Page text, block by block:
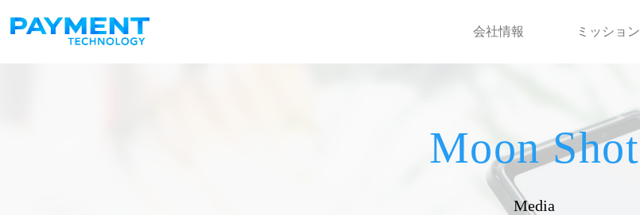
メインナビゲーション 会社情報 ミッション
Moon Shot
Media